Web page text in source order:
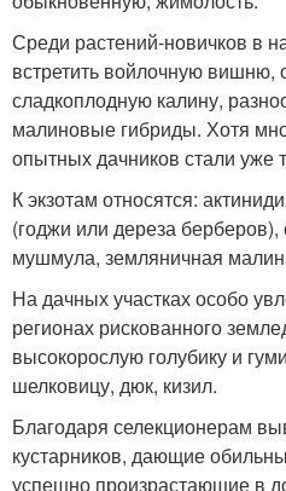
Среди растений-новичков в
встретить войлочную вишню,
сладкоплодную калину,
малиновые гибриды. Хотя
опытных дачников стали уже
К экзотам относятся:
(годжи или дереза
мушмула, земляничная
На дачных участках особо
регионах рискованного
высокорослую голубику и
шелковицу, дюк, кизил.
Благодаря селекционерам
кустарников, дающие
успешно произрастающие в